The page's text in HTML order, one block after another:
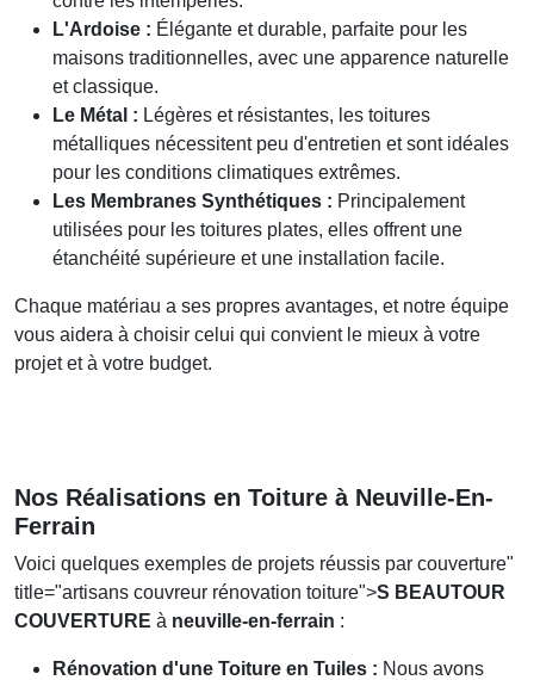
L'Ardoise : Élégante et durable, parfaite pour les
maisons traditionnelles, avec une apparence naturelle
et classique.
Le Métal : Légères et résistantes, les toitures
métalliques nécessitent peu d'entretien et sont idéales
pour les conditions climatiques extrêmes.
Les Membranes Synthétiques : Principalement
utilisées pour les toitures plates, elles offrent une
étanchéité supérieure et une installation facile.
Chaque matériau a ses propres avantages, et notre équipe
vous aidera à choisir celui qui convient le mieux à votre
projet et à votre budget.
Nos Réalisations en Toiture à Neuville-En-
Ferrain
Voici quelques exemples de projets réussis par couverture"
title="artisans couvreur rénovation toiture">S BEAUTOUR
COUVERTURE à neuville-en-ferrain :
Rénovation d'une Toiture en Tuiles : Nous avons